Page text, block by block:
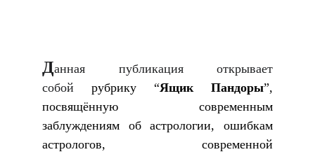
Данная публикация открывает
собой рубрику “Ящик Пандоры”,
посвящённую современным
заблуждениям об астрологии, ошибкам
астрологов, современной